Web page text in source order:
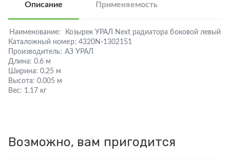
Описание Применяемость
Наименование:
Козырек УРАЛ Next радиатора боковой левый
Каталожный номер: 4320N-1302151
Производитель: АЗ УРАЛ
Длина: 0.6 м
Ширина: 0.25 м
Высота: 0.005 м
Вес: 1.17 кг
Возможно, вам пригодится